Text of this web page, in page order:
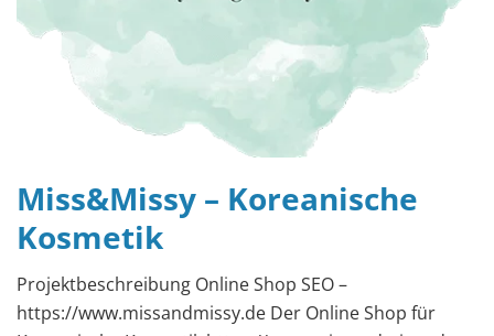
Miss&Missy – Koreanische
Kosmetik
Projektbeschreibung Online Shop SEO –
https://www.missandmissy.de Der Online Shop für